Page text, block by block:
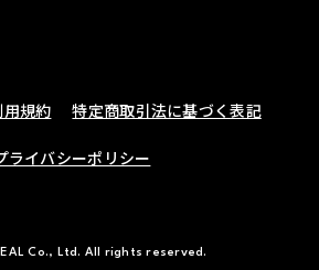
用規約 特定商取引法に基づく表記
ライバシーポリシー
Co., Ltd. All rights reserved.